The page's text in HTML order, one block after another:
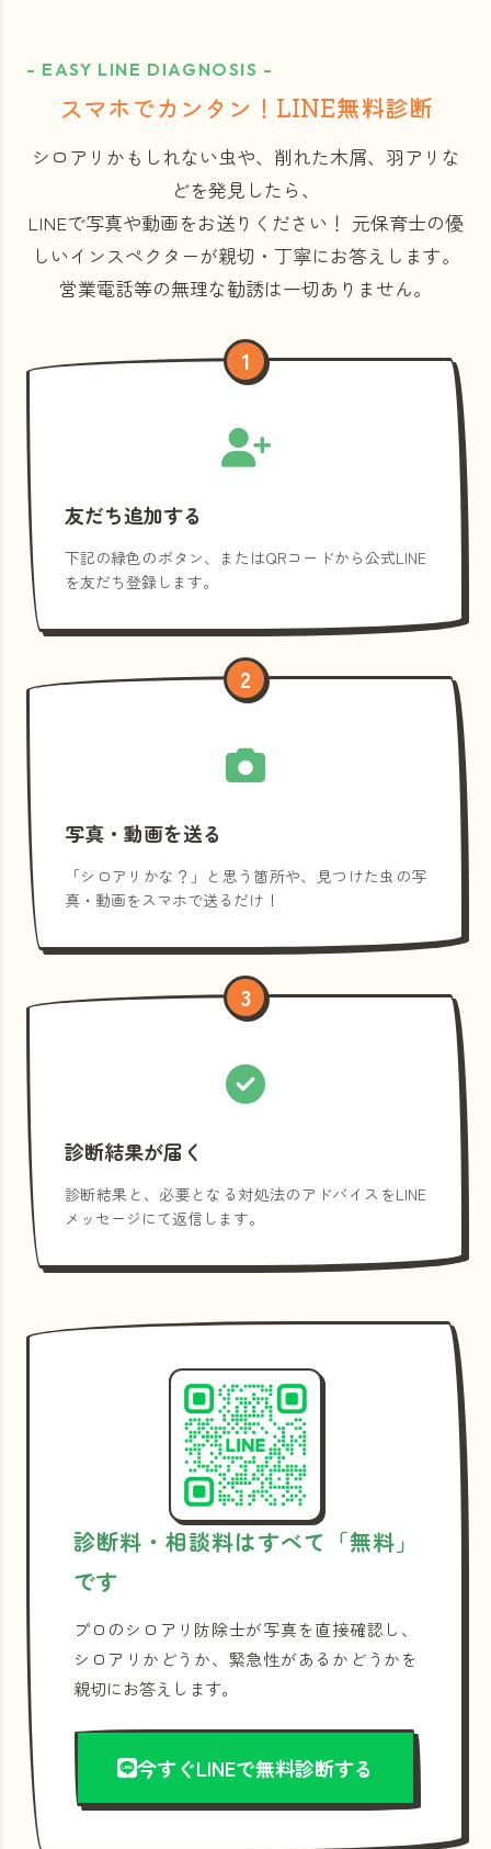
- EASY LINE DIAGNOSIS -
スマホでカンタン！LINE無料診断
シロアリかもしれない虫や、削れた木屑、羽アリな
どを発見したら、
LINEで写真や動画をお送りください！ 元保育士の優
しいインスペクターが親切・丁寧にお答えします。
営業電話等の無理な勧誘は一切ありません。
1
友だち追加する
下記の緑色のボタン、またはQRコードから公式LINE
を友だち登録します。
2
写真・動画を送る
「シロアリかな？」と思う箇所や、見つけた虫の写
真・動画をスマホで送るだけ！
3
診断結果が届く
診断結果と、必要となる対処法のアドバイスをLINE
メッセージにて返信します。
診断料・相談料はすべて「無料」
です
プロのシロアリ防除士が写真を直接確認し、
シロアリかどうか、緊急性があるかどうかを
親切にお答えします。
今すぐLINEで無料診断する